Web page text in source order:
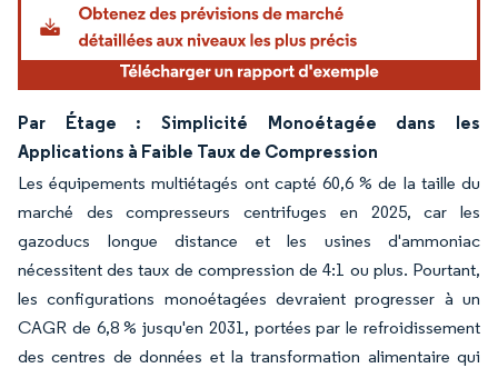
Par Étage : Simplicité Monoétagée dans les
Applications à Faible Taux de Compression
Les équipements multiétagés ont capté 60,6 % de la taille du
marché des compresseurs centrifuges en 2025, car les
gazoducs longue distance et les usines d'ammoniac
nécessitent des taux de compression de 4:1 ou plus. Pourtant,
les configurations monoétagées devraient progresser à un
CAGR de 6,8 % jusqu'en 2031, portées par le refroidissement
des centres de données et la transformation alimentaire qui